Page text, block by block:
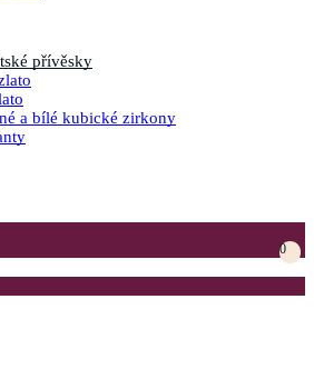
přívěsky
a bílé kubické zirkony
0